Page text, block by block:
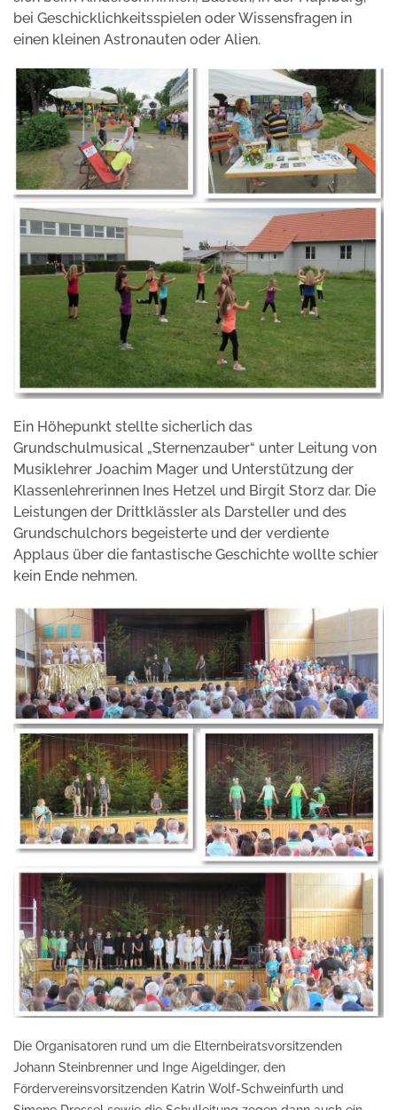
bei Geschicklichkeitsspielen oder Wissensfragen in
einen kleinen Astronauten oder Alien.
Ein Höhepunkt stellte sicherlich das
Grundschulmusical „Sternenzauber“ unter Leitung von
Musiklehrer Joachim Mager und Unterstützung der
Klassenlehrerinnen Ines Hetzel und Birgit Storz dar. Die
Leistungen der Drittklässler als Darsteller und des
Grundschulchors begeisterte und der verdiente
Applaus über die fantastische Geschichte wollte schier
kein Ende nehmen.
Die Organisatoren rund um die Elternbeiratsvorsitzenden
Johann Steinbrenner und Inge Aigeldinger, den
Fördervereinsvorsitzenden Katrin Wolf-Schweinfurth und